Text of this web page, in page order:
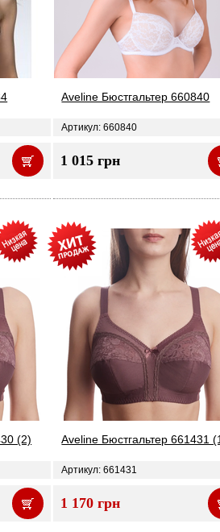
Aveline Бюстгальтер 660840
Артикул: 660840
1 015 грн
(2) Aveline Бюстгальтер 661431
Артикул: 661431
1 170 грн